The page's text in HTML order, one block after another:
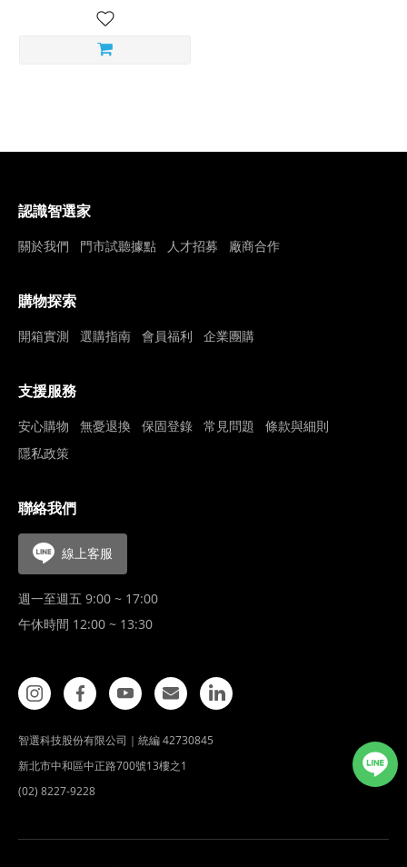
認識智選家
關於我們 門市試聽據點 人才招募 廠商合作
購物探索
開箱實測 選購指南 會員福利 企業團購
支援服務
安心購物 無憂退換 保固登錄 常見問題
條款與細則
隱私政策
聯絡我們
線上客服
週一至週五 9:00 ~ 17:00
午休時間 12:00 ~ 13:30
智選科技股份有限公司｜統編 42730845
新北市中和區中正路700號13樓之1
(02) 8227-9228